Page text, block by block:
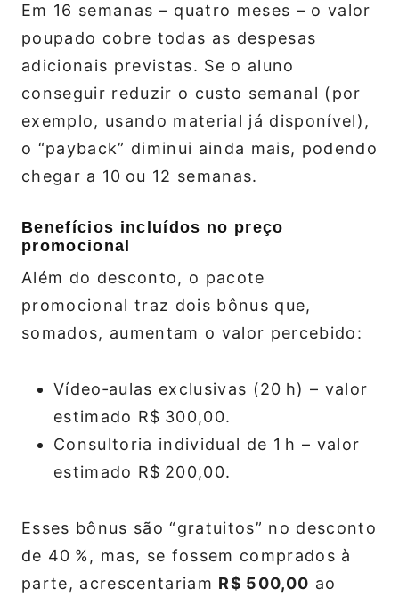
Em 16 semanas – quatro meses – o valor
poupado cobre todas as despesas
adicionais previstas. Se o aluno
conseguir reduzir o custo semanal (por
exemplo, usando material já disponível),
o “payback” diminui ainda mais, podendo
chegar a 10 ou 12 semanas.
Benefícios incluídos no preço
promocional
Além do desconto, o pacote
promocional traz dois bônus que,
somados, aumentam o valor percebido:
Vídeo‑aulas exclusivas (20 h) – valor
estimado R$ 300,00.
Consultoria individual de 1 h – valor
estimado R$ 200,00.
Esses bônus são “gratuitos” no desconto
de 40 %, mas, se fossem comprados à
parte, acrescentariam R$ 500,00 ao